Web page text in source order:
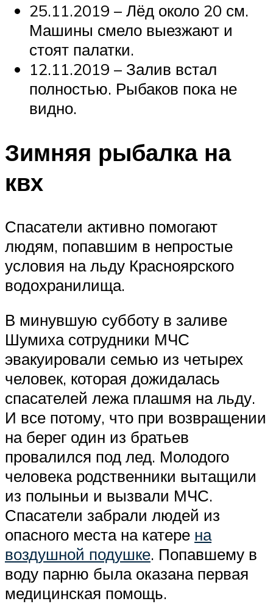
25.11.2019 – Лёд около 20 см.
Машины смело выезжают и
стоят палатки.
12.11.2019 – Залив встал
полностью. Рыбаков пока не
видно.
Зимняя рыбалка на
квх
Спасатели активно помогают
людям, попавшим в непростые
условия на льду Красноярского
водохранилища.
В минувшую субботу в заливе
Шумиха сотрудники МЧС
эвакуировали семью из четырех
человек, которая дожидалась
спасателей лежа плашмя на льду.
И все потому, что при возвращении
на берег один из братьев
провалился под лед. Молодого
человека родственники вытащили
из полыньи и вызвали МЧС.
Спасатели забрали людей из
опасного места на катере на
воздушной подушке. Попавшему в
воду парню была оказана первая
медицинская помощь.